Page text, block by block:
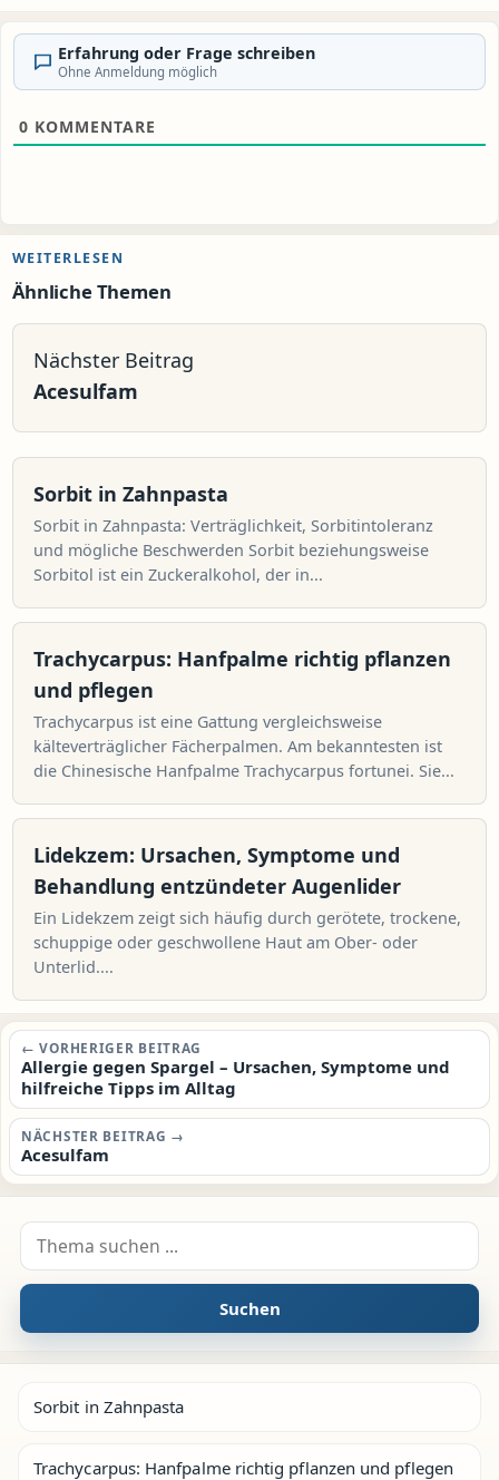
Erfahrung oder Frage schreiben
Ohne Anmeldung möglich
0 KOMMENTARE
WEITERLESEN
Ähnliche Themen
Nächster Beitrag
Acesulfam
Sorbit in Zahnpasta
Sorbit in Zahnpasta: Verträglichkeit, Sorbitintoleranz
und mögliche Beschwerden Sorbit beziehungsweise
Sorbitol ist ein Zuckeralkohol, der in...
Trachycarpus: Hanfpalme richtig pflanzen
und pflegen
Trachycarpus ist eine Gattung vergleichsweise
kälteverträglicher Fächerpalmen. Am bekanntesten ist
die Chinesische Hanfpalme Trachycarpus fortunei. Sie...
Lidekzem: Ursachen, Symptome und
Behandlung entzündeter Augenlider
Ein Lidekzem zeigt sich häufig durch gerötete, trockene,
schuppige oder geschwollene Haut am Ober- oder
Unterlid....
Beitragsnavigation
← VORHERIGER BEITRAG
Allergie gegen Spargel – Ursachen, Symptome und
hilfreiche Tipps im Alltag
NÄCHSTER BEITRAG →
Acesulfam
Suche nach:
Suchen
Sorbit in Zahnpasta
Trachycarpus: Hanfpalme richtig pflanzen und pflegen